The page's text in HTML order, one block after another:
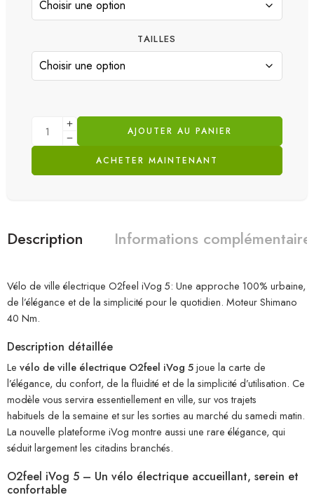
TAILLES
AJOUTER AU PANIER
ACHETER MAINTENANT
Description Informations
Vélo de ville électrique O2feel iVog 5: Une approche 100% urbaine,
de l’élégance et de la simplicité pour le quotidien. Moteur Shimano
40 Nm.
Description détaillée
Le vélo de ville électrique O2feel iVog 5joue la carte de
l’élégance, du confort, de la fluidité et de la simplicité d’utilisation. Ce
modèle vous servira essentiellement en ville, sur vos trajets
habituels de la semaine et sur les sorties au marché du samedi matin.
La nouvelle plateforme iVog montre aussi une rare élégance, qui
séduit largement les citadins branchés.
O2feel iVog 5 – Un vélo électrique accueillant, serein et
confortable